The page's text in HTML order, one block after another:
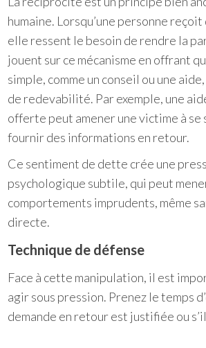
humaine. Lorsqu’une personne
elle ressent le besoin de rendre la
jouent sur ce mécanisme en offrant
simple, comme un conseil ou une
de redevabilité. Par exemple, une
offerte peut amener une victime à
fournir des informations en retour.
Ce sentiment de dette crée une
psychologique subtile, qui peut
comportements imprudents, même
directe.
Technique de défense
Face à cette manipulation, il est
agir sous pression. Prenez le temps
demande en retour est justifiée ou s’il